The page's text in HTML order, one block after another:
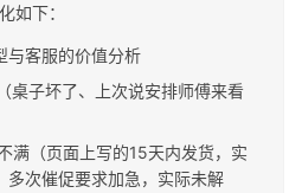
如下：
与客服的价值分析
桌子坏了、上次说安排师傅来看
满（页面上写的15天内发货，实
多次催促要求加急，实际未解